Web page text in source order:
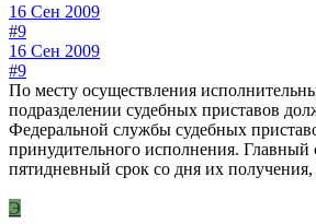
16 Сен 2009
#9
16 Сен 2009
#9
По месту осуществления
подразделении судебных приставов
Федеральной службы судебных
принудительного исполнения. Главный
пятидневный срок со дня их
Э